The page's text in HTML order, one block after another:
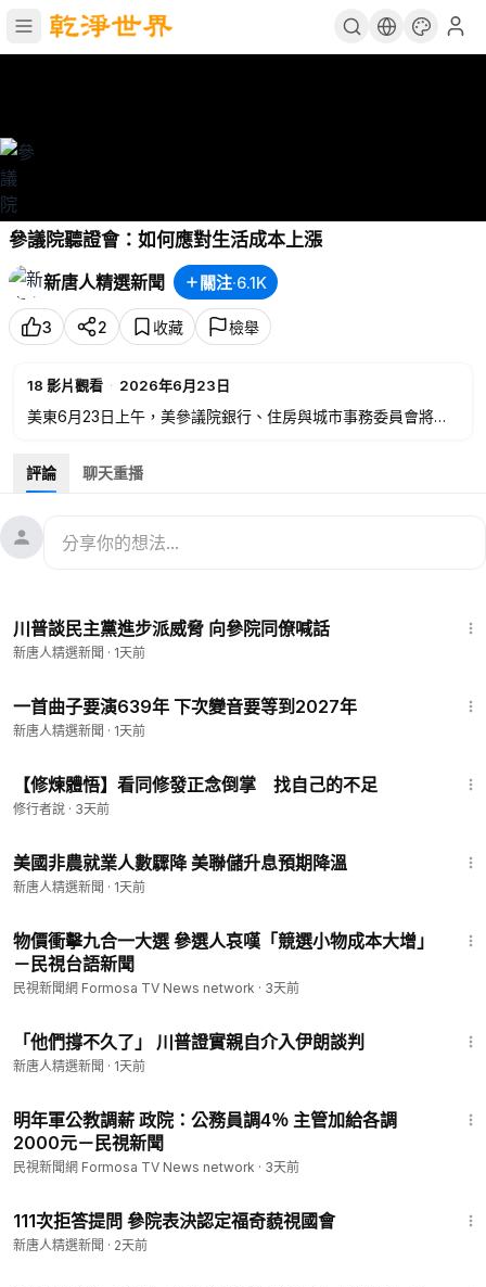
參議院聽證會：如何應對生活成本上漲
新唐人精選新聞
關注·6.1K
3 2 收藏 檢舉
18 影片觀看 · 2026年6月23日
美東6月23日上午，美參議院銀行、住房與城市事務委員會將就
翻譯字幕）。可負擔性議程（Affordability Agenda）主要指美
各級政府或政黨為應對生活成本高漲、住房短缺與通膨等問題而
評論 聊天重播
川普談民主黨進步派威脅 向參院同僚喊話
新唐人精選新聞 · 1天前
一首曲子要演639年 下次變音要等到2027年
新唐人精選新聞 · 1天前
【修煉體悟】看同修發正念倒掌 找自己的不足
修行者說 · 3天前
美國非農就業人數驟降 美聯儲升息預期降溫
新唐人精選新聞 · 1天前
物價衝擊九合一大選 參選人哀嘆「競選小物成本大增」
－民視台語新聞
民視新聞網 Formosa TV News network · 3天前
「他們撐不久了」 川普證實親自介入伊朗談判
新唐人精選新聞 · 1天前
明年軍公教調薪 政院：公務員調4％ 主管加給各調
2000元－民視新聞
民視新聞網 Formosa TV News network · 3天前
111次拒答提問 參院表決認定福奇藐視國會
新唐人精選新聞 · 2天前